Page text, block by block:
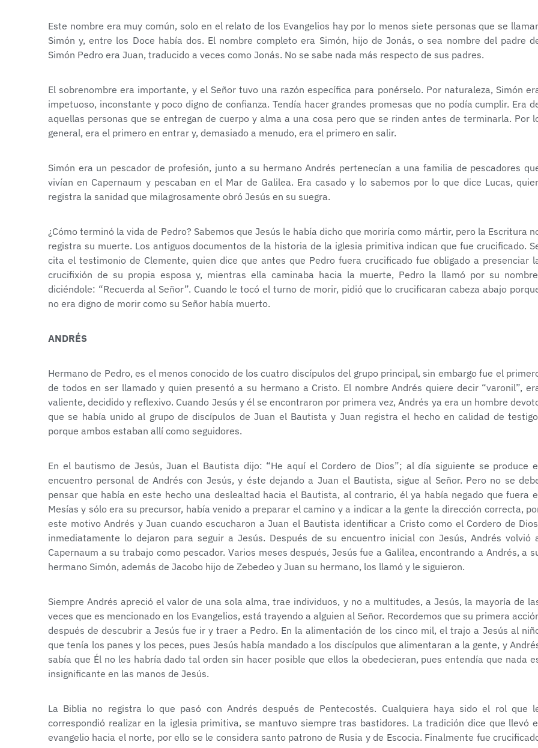
Este nombre era muy común, solo en el relato de los Evangelios hay por lo menos siete personas que se
Simón y, entre los Doce había dos. El nombre completo era Simón, hijo de Jonás, o sea nombre del padre
Simón Pedro era Juan, traducido a veces como Jonás. No se sabe nada más respecto de sus padres.
El sobrenombre era importante, y el Señor tuvo una razón específica para ponérselo. Por naturaleza, Simón
impetuoso, inconstante y poco digno de confianza. Tendía hacer grandes promesas que no podía cumplir. Era
aquellas personas que se entregan de cuerpo y alma a una cosa pero que se rinden antes de terminarla. Por
general, era el primero en entrar y, demasiado a menudo, era el primero en salir.
Simón era un pescador de profesión, junto a su hermano Andrés pertenecían a una familia de pescadores
vivían en Capernaum y pescaban en el Mar de Galilea. Era casado y lo sabemos por lo que dice Lucas,
registra la sanidad que milagrosamente obró Jesús en su suegra.
¿Cómo terminó la vida de Pedro? Sabemos que Jesús le había dicho que moriría como mártir, pero la Escritura
registra su muerte. Los antiguos documentos de la historia de la iglesia primitiva indican que fue crucificado.
cita el testimonio de Clemente, quien dice que antes que Pedro fuera crucificado fue obligado a presenciar
crucifixión de su propia esposa y, mientras ella caminaba hacia la muerte, Pedro la llamó por su
diciéndole: “Recuerda al Señor”. Cuando le tocó el turno de morir, pidió que lo crucificaran cabeza abajo
no era digno de morir como su Señor había muerto.
ANDRÉS
Hermano de Pedro, es el menos conocido de los cuatro discípulos del grupo principal, sin embargo fue el
de todos en ser llamado y quien presentó a su hermano a Cristo. El nombre Andrés quiere decir “varonil”,
valiente, decidido y reflexivo. Cuando Jesús y él se encontraron por primera vez, Andrés ya era un hombre
que se había unido al grupo de discípulos de Juan el Bautista y Juan registra el hecho en calidad de
porque ambos estaban allí como seguidores.
En el bautismo de Jesús, Juan el Bautista dijo: “He aquí el Cordero de Dios”; al día siguiente se produce
encuentro personal de Andrés con Jesús, y éste dejando a Juan el Bautista, sigue al Señor. Pero no se
pensar que había en este hecho una deslealtad hacia el Bautista, al contrario, él ya había negado que fuera
Mesías y sólo era su precursor, había venido a preparar el camino y a indicar a la gente la dirección correcta,
este motivo Andrés y Juan cuando escucharon a Juan el Bautista identificar a Cristo como el Cordero de
inmediatamente lo dejaron para seguir a Jesús. Después de su encuentro inicial con Jesús, Andrés volvió
Capernaum a su trabajo como pescador. Varios meses después, Jesús fue a Galilea, encontrando a Andrés, a
hermano Simón, además de Jacobo hijo de Zebedeo y Juan su hermano, los llamó y le siguieron.
Siempre Andrés apreció el valor de una sola alma, trae individuos, y no a multitudes, a Jesús, la mayoría de
veces que es mencionado en los Evangelios, está trayendo a alguien al Señor. Recordemos que su primera
después de descubrir a Jesús fue ir y traer a Pedro. En la alimentación de los cinco mil, el trajo a Jesús al
que tenía los panes y los peces, pues Jesús había mandado a los discípulos que alimentaran a la gente, y
sabía que Él no les habría dado tal orden sin hacer posible que ellos la obedecieran, pues entendía que nada
insignificante en las manos de Jesús.
La Biblia no registra lo que pasó con Andrés después de Pentecostés. Cualquiera haya sido el rol que
correspondió realizar en la iglesia primitiva, se mantuvo siempre tras bastidores. La tradición dice que llevó
evangelio hacia el norte, por ello se le considera santo patrono de Rusia y de Escocia. Finalmente fue